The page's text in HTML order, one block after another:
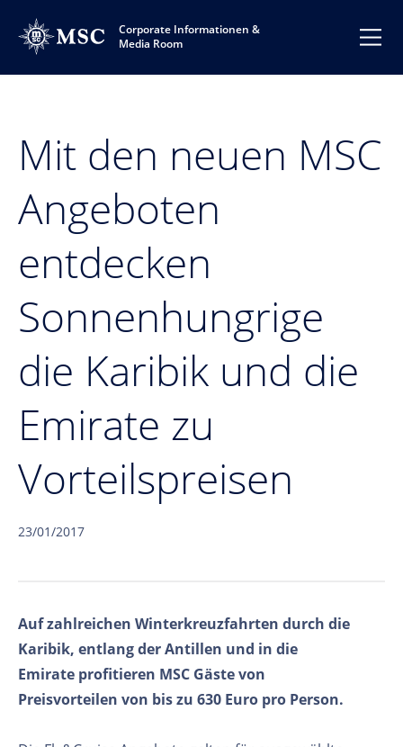
Corporate Informationen &
Media Room
Mit den neuen MSC
Angeboten
entdecken
Sonnenhungrige
die Karibik und die
Emirate zu
Vorteilspreisen
23/01/2017
Auf zahlreichen Winterkreuzfahrten durch die
Karibik, entlang der Antillen und in die
Emirate profitieren MSC Gäste von
Preisvorteilen von bis zu 630 Euro pro Person.